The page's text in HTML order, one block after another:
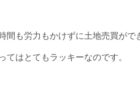
間も労力もかけずに土地売買がで
はとてもラッキーなのです。